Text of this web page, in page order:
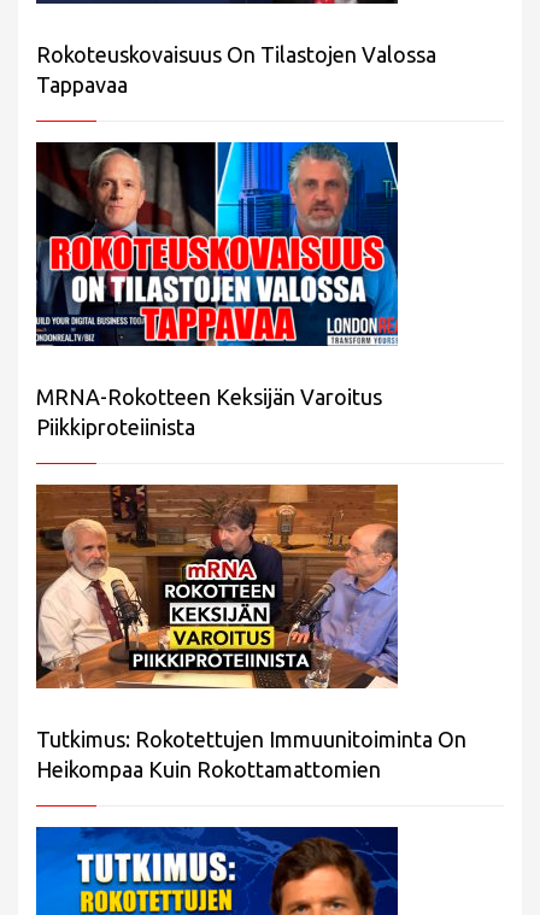
Rokoteuskovaisuus On Tilastojen Valossa
Tappavaa
MRNA-Rokotteen Keksijän Varoitus
Piikkiproteiinista
Tutkimus: Rokotettujen Immuunitoiminta On
Heikompaa Kuin Rokottamattomien